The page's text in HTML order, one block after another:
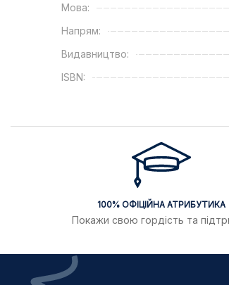
Мова:
Напрям:
Видавництво:
ISBN:
100% ОФІЦІЙНА АТРИБУТИКА
Покажи свою гордість та